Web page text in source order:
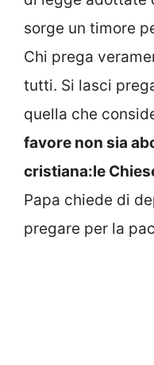
sorge un timore
Chi prega
tutti. Si lasci
quella che
favore non sia
cristiana:le
Papa chiede di
pregare per la